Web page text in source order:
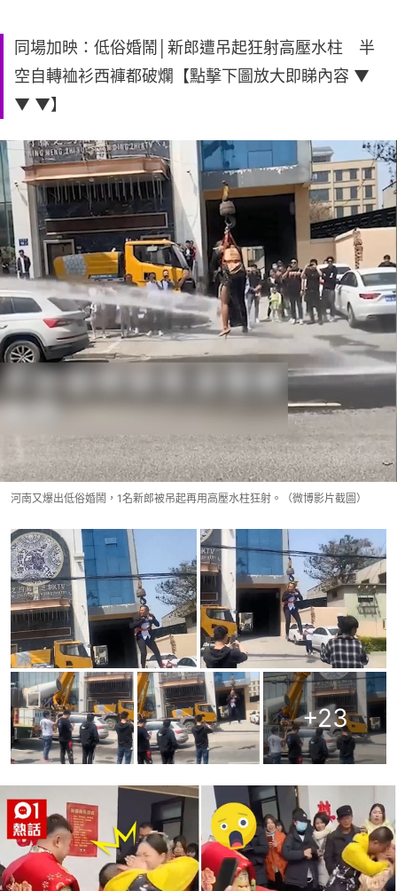
同場加映：低俗婚鬧│新郎遭吊起狂射高壓水柱 半
空自轉裇衫西褲都破爛【點擊下圖放大即睇內容 ▼
▼ ▼】
河南又爆出低俗婚鬧，1名新郎被吊起再用高壓水柱狂射。（微博影片截圖）
+23